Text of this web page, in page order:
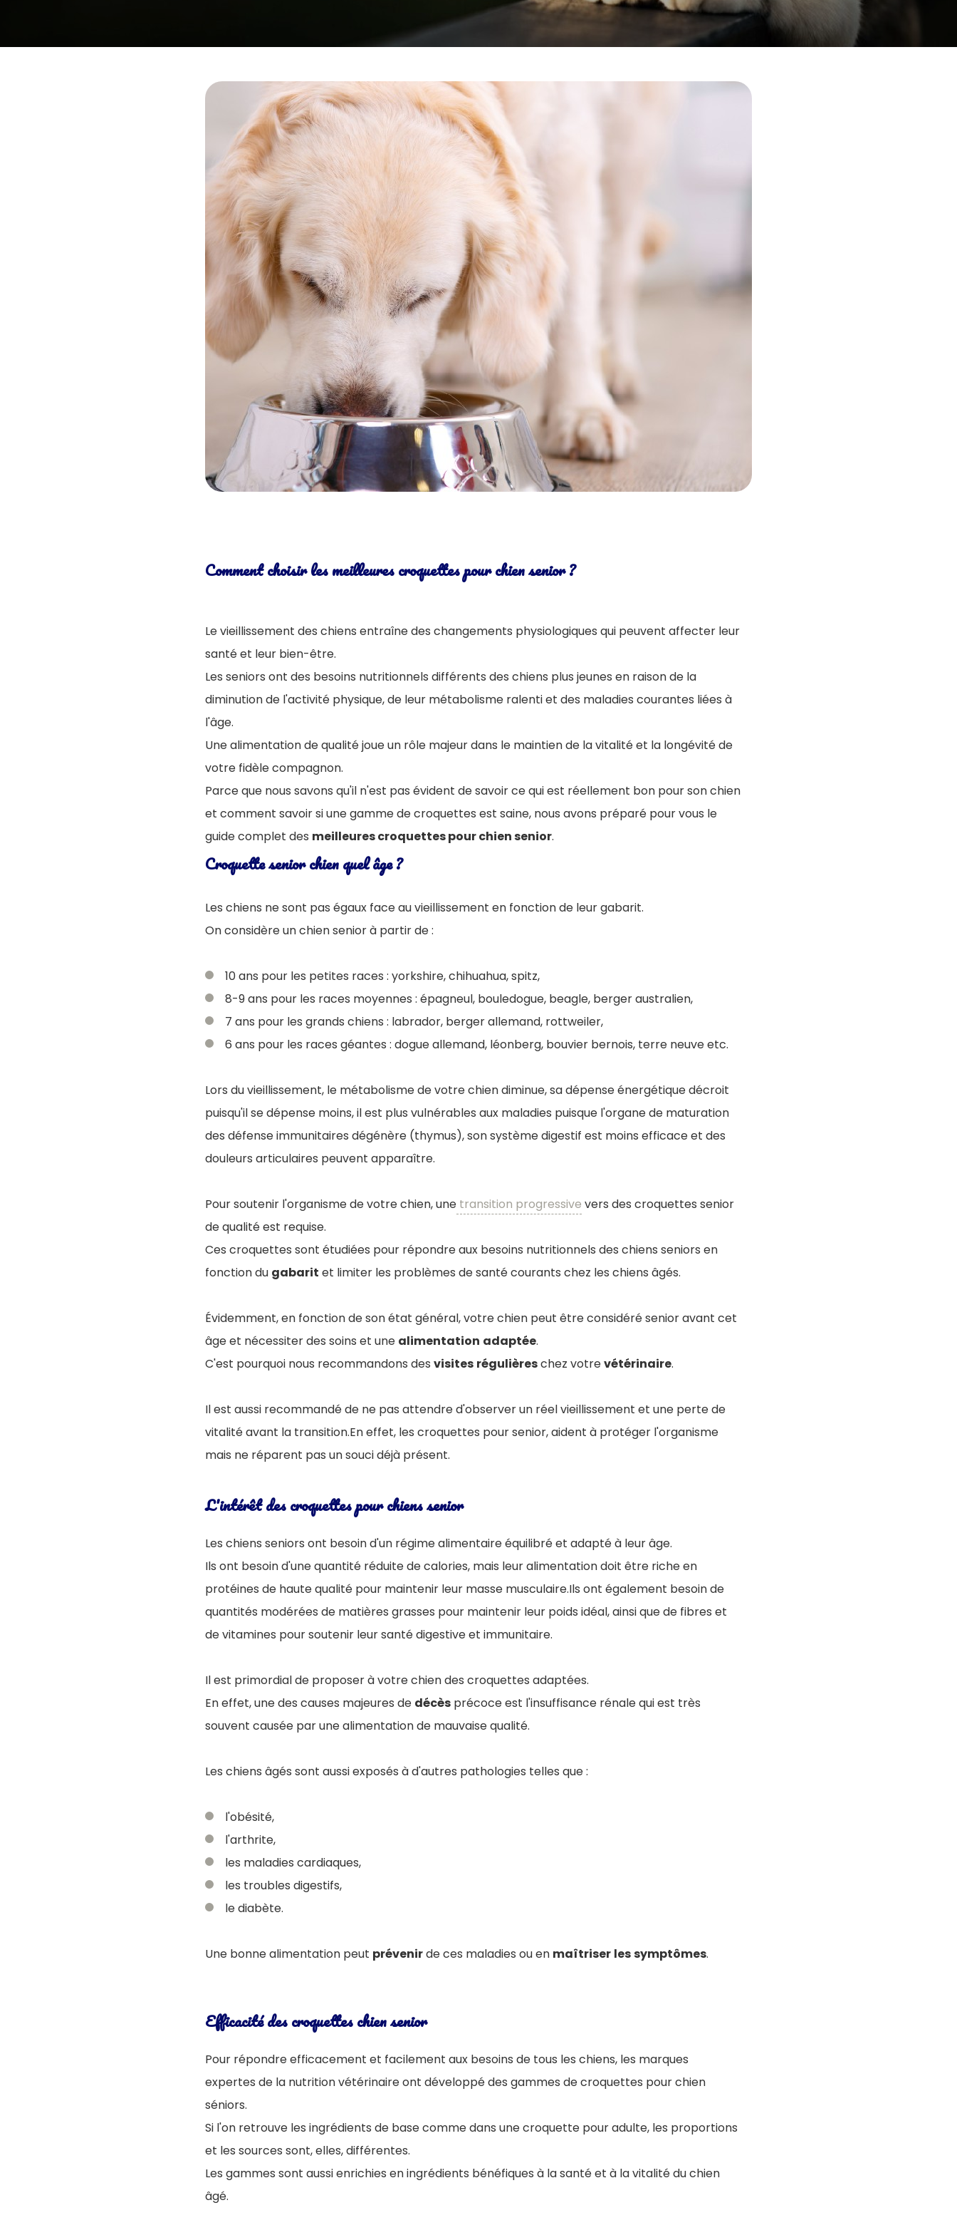
Comment choisir les meilleures croquettes pour chien senior ?
Le vieillissement des chiens entraîne des changements physiologiques qui peuvent affecter leur
santé et leur bien-être.
Les seniors ont des besoins nutritionnels différents des chiens plus jeunes en raison de la
diminution de l'activité physique, de leur métabolisme ralenti et des maladies courantes liées à
l'âge.
Une alimentation de qualité joue un rôle majeur dans le maintien de la vitalité et la longévité de
votre fidèle compagnon.
Parce que nous savons qu'il n'est pas évident de savoir ce qui est réellement bon pour son chien
et comment savoir si une gamme de croquettes est saine, nous avons préparé pour vous le
guide complet des meilleures croquettes pour chien senior.
Croquette senior chien quel âge ?
Les chiens ne sont pas égaux face au vieillissement en fonction de leur gabarit.
On considère un chien senior à partir de :
10 ans pour les petites races : yorkshire, chihuahua, spitz,
8-9 ans pour les races moyennes : épagneul, bouledogue, beagle, berger australien,
7 ans pour les grands chiens : labrador, berger allemand, rottweiler,
6 ans pour les races géantes : dogue allemand, léonberg, bouvier bernois, terre neuve etc.
Lors du vieillissement, le métabolisme de votre chien diminue, sa dépense énergétique décroit
puisqu'il se dépense moins, il est plus vulnérables aux maladies puisque l'organe de maturation
des défense immunitaires dégénère (thymus), son système digestif est moins efficace et des
douleurs articulaires peuvent apparaître.
Pour soutenir l'organisme de votre chien, une transition progressive vers des croquettes senior
de qualité est requise.
Ces croquettes sont étudiées pour répondre aux besoins nutritionnels des chiens seniors en
fonction du gabarit et limiter les problèmes de santé courants chez les chiens âgés.
Évidemment, en fonction de son état général, votre chien peut être considéré senior avant cet
âge et nécessiter des soins et une alimentation adaptée.
C'est pourquoi nous recommandons des visites régulièreschez votrevétérinaire.
Il est aussi recommandé de ne pas attendre d'observer un réel vieillissement et une perte de
vitalité avant la transition.En effet, les croquettes pour senior, aident à protéger l'organisme
mais ne réparent pas un souci déjà présent.
L'intérêt des croquettes pour chiens senior
Les chiens seniors ont besoin d'un régime alimentaire équilibré et adapté à leur âge.
Ils ont besoin d'une quantité réduite de calories, mais leur alimentation doit être riche en
protéines de haute qualité pour maintenir leur masse musculaire.Ils ont également besoin de
quantités modérées de matières grasses pour maintenir leur poids idéal, ainsi que de fibres et
de vitamines pour soutenir leur santé digestive et immunitaire.
Il est primordial de proposer à votre chien des croquettes adaptées.
En effet, une des causes majeures de décès précoce est l'insuffisance rénale qui est très
souvent causée par une alimentation de mauvaise qualité.
Les chiens âgés sont aussi exposés à d'autres pathologies telles que :
l'obésité,
l'arthrite,
les maladies cardiaques,
les troubles digestifs,
le diabète.
Une bonne alimentation peut prévenirde ces maladies ou en maîtriser lessymptômes.
Efficacité des croquettes chien senior
Pour répondre efficacement et facilement aux besoins de tous les chiens, les marques
expertes de la nutrition vétérinaire ont développé des gammes de croquettes pour chien
séniors.
Si l'on retrouve les ingrédients de base comme dans une croquette pour adulte, les proportions
et les sources sont, elles, différentes.
Les gammes sont aussi enrichies en ingrédients bénéfiques à la santé et à la vitalité du chien
âgé.